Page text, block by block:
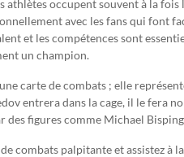
athlètes occupent souvent à la
avec les fans qui font
et les compétences sont
un champion.
une carte de combats ; elle
entrera dans la cage, il le fera
des figures comme Michael
combats palpitante et assistez à